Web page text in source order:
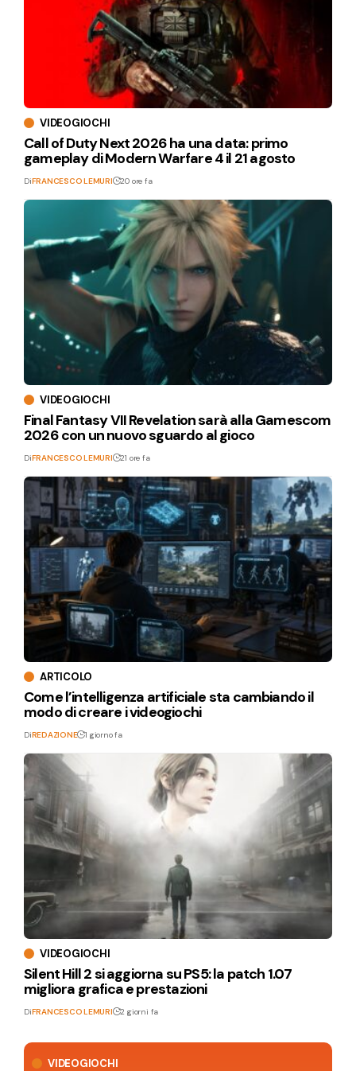
VIDEOGIOCHI
VIDEOGIOCHI
Call of Duty Next 2026 ha una data: primo
gameplay di Modern Warfare 4 il 21 agosto
DiFRANCESCO LEMURI 20 ore fa
VIDEOGIOCHI
Final Fantasy VII Revelation sarà alla Gamescom
2026 con un nuovo sguardo al gioco
DiFRANCESCO LEMURI 21 ore fa
ARTICOLO
Come l’intelligenza artificiale sta cambiando il
modo di creare i videogiochi
DiREDAZIONE 1 giorno fa
VIDEOGIOCHI
Silent Hill 2 si aggiorna su PS5: la patch 1.07
migliora grafica e prestazioni
DiFRANCESCO LEMURI 2 giorni fa